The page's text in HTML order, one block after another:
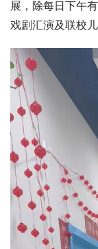
展，除每日下午
戏剧汇演及联校儿